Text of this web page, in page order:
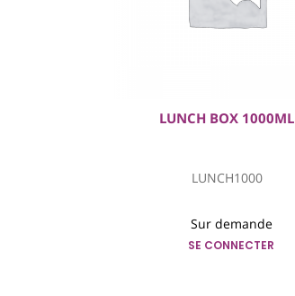
LUNCH BOX 1000ML
LUNCH1000
Sur demande
SE CONNECTER